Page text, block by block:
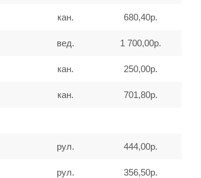
кан. 680,40р.
вед. 1 700,00р.
кан. 250,00р.
кан. 701,80р.
рул. 444,00р.
рул. 356,50р.